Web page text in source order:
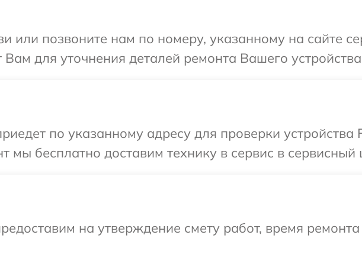
или позвоните нам по номеру, указанному на сайте
для уточнения деталей ремонта Вашего устройства
по указанному адресу для проверки устройства
мы бесплатно доставим технику в сервис в сервисный
на утверждение смету работ, время